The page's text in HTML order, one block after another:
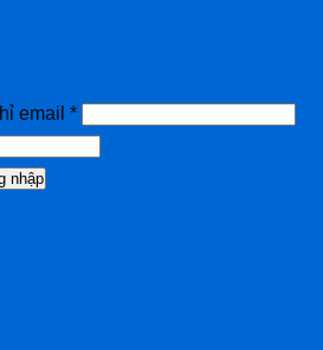
email *
nhập